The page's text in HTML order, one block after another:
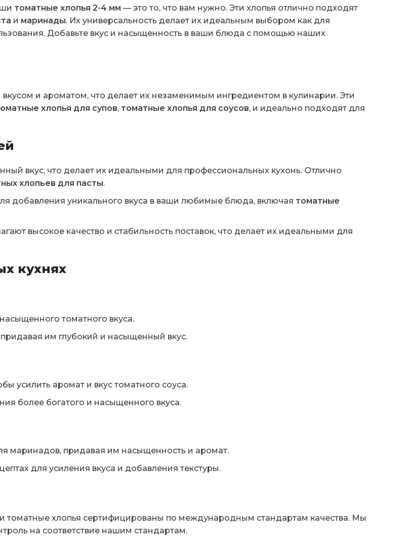
томатные хлопья 2-4 мм — это то, что вам нужно. Эти хлопья отлично подходят
и маринады. Их универсальность делает их идеальным выбором как для
Добавьте вкус и насыщенность в ваши блюда с помощью наших
и ароматом, что делает их незаменимым ингредиентом в кулинарии. Эти
хлопья для супов, томатные хлопья для соусов, и идеально подходят для
вкус, что делает их идеальными для профессиональных кухонь. Отлично
хлопьев для пасты.
добавления уникального вкуса в ваши любимые блюда, включая томатные
высокое качество и стабильность поставок, что делает их идеальными для
кухнях
томатного вкуса.
им глубокий и насыщенный вкус.
усилить аромат и вкус томатного соуса.
более богатого и насыщенного вкуса.
маринадов, придавая им насыщенность и аромат.
для усиления вкуса и добавления текстуры.
томатные хлопья сертифицированы по международным стандартам качества. Мы
на соответствие нашим стандартам.